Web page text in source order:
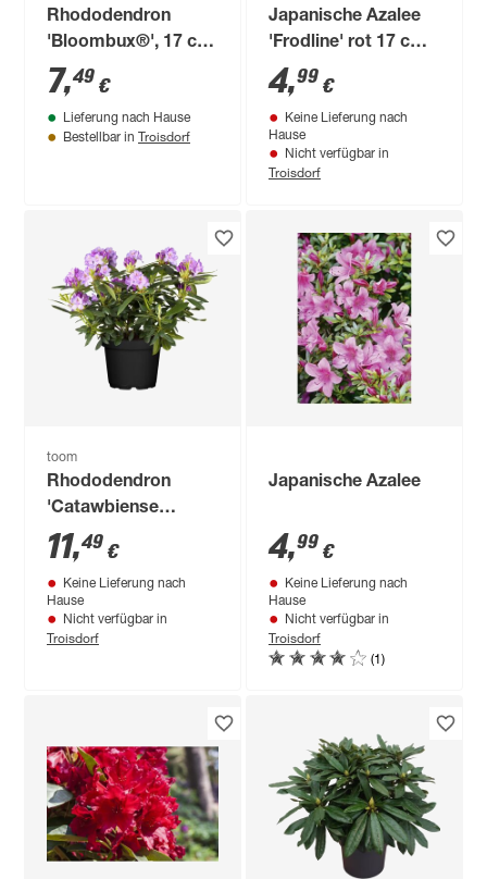
Rhododendron
'Bloombux®', 17 cm
Topf
7,49 €
Lieferung nach Hause
Bestellbar in Troisdorf
Japanische Azalee
'Frodline' rot 17 cm
Topf
4,99 €
Keine Lieferung nach
Hause
Nicht verfügbar in
Troisdorf
toom
Rhododendron
'Catawbiense
Grandiflorum'
blau/lila 23 cm Topf
11,49 €
Keine Lieferung nach
Hause
Nicht verfügbar in
Troisdorf
Japanische Azalee
4,99 €
Keine Lieferung nach
Hause
Nicht verfügbar in
Troisdorf
(1)